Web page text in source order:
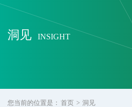
洞见 INSIGHT
您当前的位置是： 首页 > 洞见